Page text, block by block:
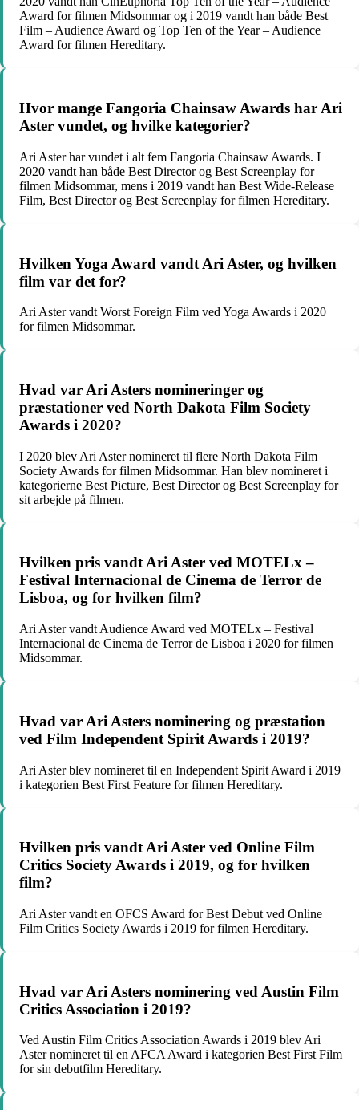
Award for filmen Midsommar og i 2019 vandt han både Best
Film – Audience Award og Top Ten of the Year – Audience
Award for filmen Hereditary.
Hvor mange Fangoria Chainsaw Awards har Ari
Aster vundet, og hvilke kategorier?
Ari Aster har vundet i alt fem Fangoria Chainsaw Awards. I
2020 vandt han både Best Director og Best Screenplay for
filmen Midsommar, mens i 2019 vandt han Best Wide-Release
Film, Best Director og Best Screenplay for filmen Hereditary.
Hvilken Yoga Award vandt Ari Aster, og hvilken
film var det for?
Ari Aster vandt Worst Foreign Film ved Yoga Awards i 2020
for filmen Midsommar.
Hvad var Ari Asters nomineringer og
præstationer ved North Dakota Film Society
Awards i 2020?
I 2020 blev Ari Aster nomineret til flere North Dakota Film
Society Awards for filmen Midsommar. Han blev nomineret i
kategorierne Best Picture, Best Director og Best Screenplay for
sit arbejde på filmen.
Hvilken pris vandt Ari Aster ved MOTELx –
Festival Internacional de Cinema de Terror de
Lisboa, og for hvilken film?
Ari Aster vandt Audience Award ved MOTELx – Festival
Internacional de Cinema de Terror de Lisboa i 2020 for filmen
Midsommar.
Hvad var Ari Asters nominering og præstation
ved Film Independent Spirit Awards i 2019?
Ari Aster blev nomineret til en Independent Spirit Award i 2019
i kategorien Best First Feature for filmen Hereditary.
Hvilken pris vandt Ari Aster ved Online Film
Critics Society Awards i 2019, og for hvilken
film?
Ari Aster vandt en OFCS Award for Best Debut ved Online
Film Critics Society Awards i 2019 for filmen Hereditary.
Hvad var Ari Asters nominering ved Austin Film
Critics Association i 2019?
Ved Austin Film Critics Association Awards i 2019 blev Ari
Aster nomineret til en AFCA Award i kategorien Best First Film
for sin debutfilm Hereditary.